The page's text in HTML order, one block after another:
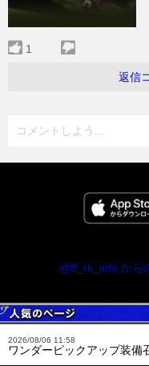
1
返信
コメントしよう...
@ff_rk_info から
2026/08/06 11:58
ワンダーピックアップ装備